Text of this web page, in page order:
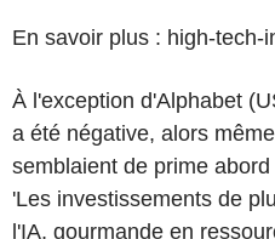
En savoir plus : high-tech-
À l'exception d'Alphabet
a été négative, alors
semblaient de prime
'Les investissements de
l'IA, gourmande en